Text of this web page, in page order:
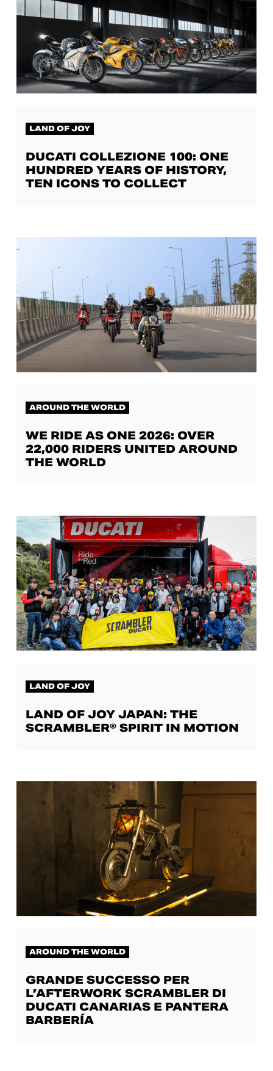
LAND OF JOY
DUCATI COLLEZIONE 100: ONE
HUNDRED YEARS OF HISTORY,
TEN ICONS TO COLLECT
AROUND THE WORLD
WE RIDE AS ONE 2026: OVER
22,000 RIDERS UNITED AROUND
THE WORLD
LAND OF JOY
LAND OF JOY JAPAN: THE
SCRAMBLER® SPIRIT IN MOTION
AROUND THE WORLD
GRANDE SUCCESSO PER
L’AFTERWORK SCRAMBLER DI
DUCATI CANARIAS E PANTERA
BARBERÍA